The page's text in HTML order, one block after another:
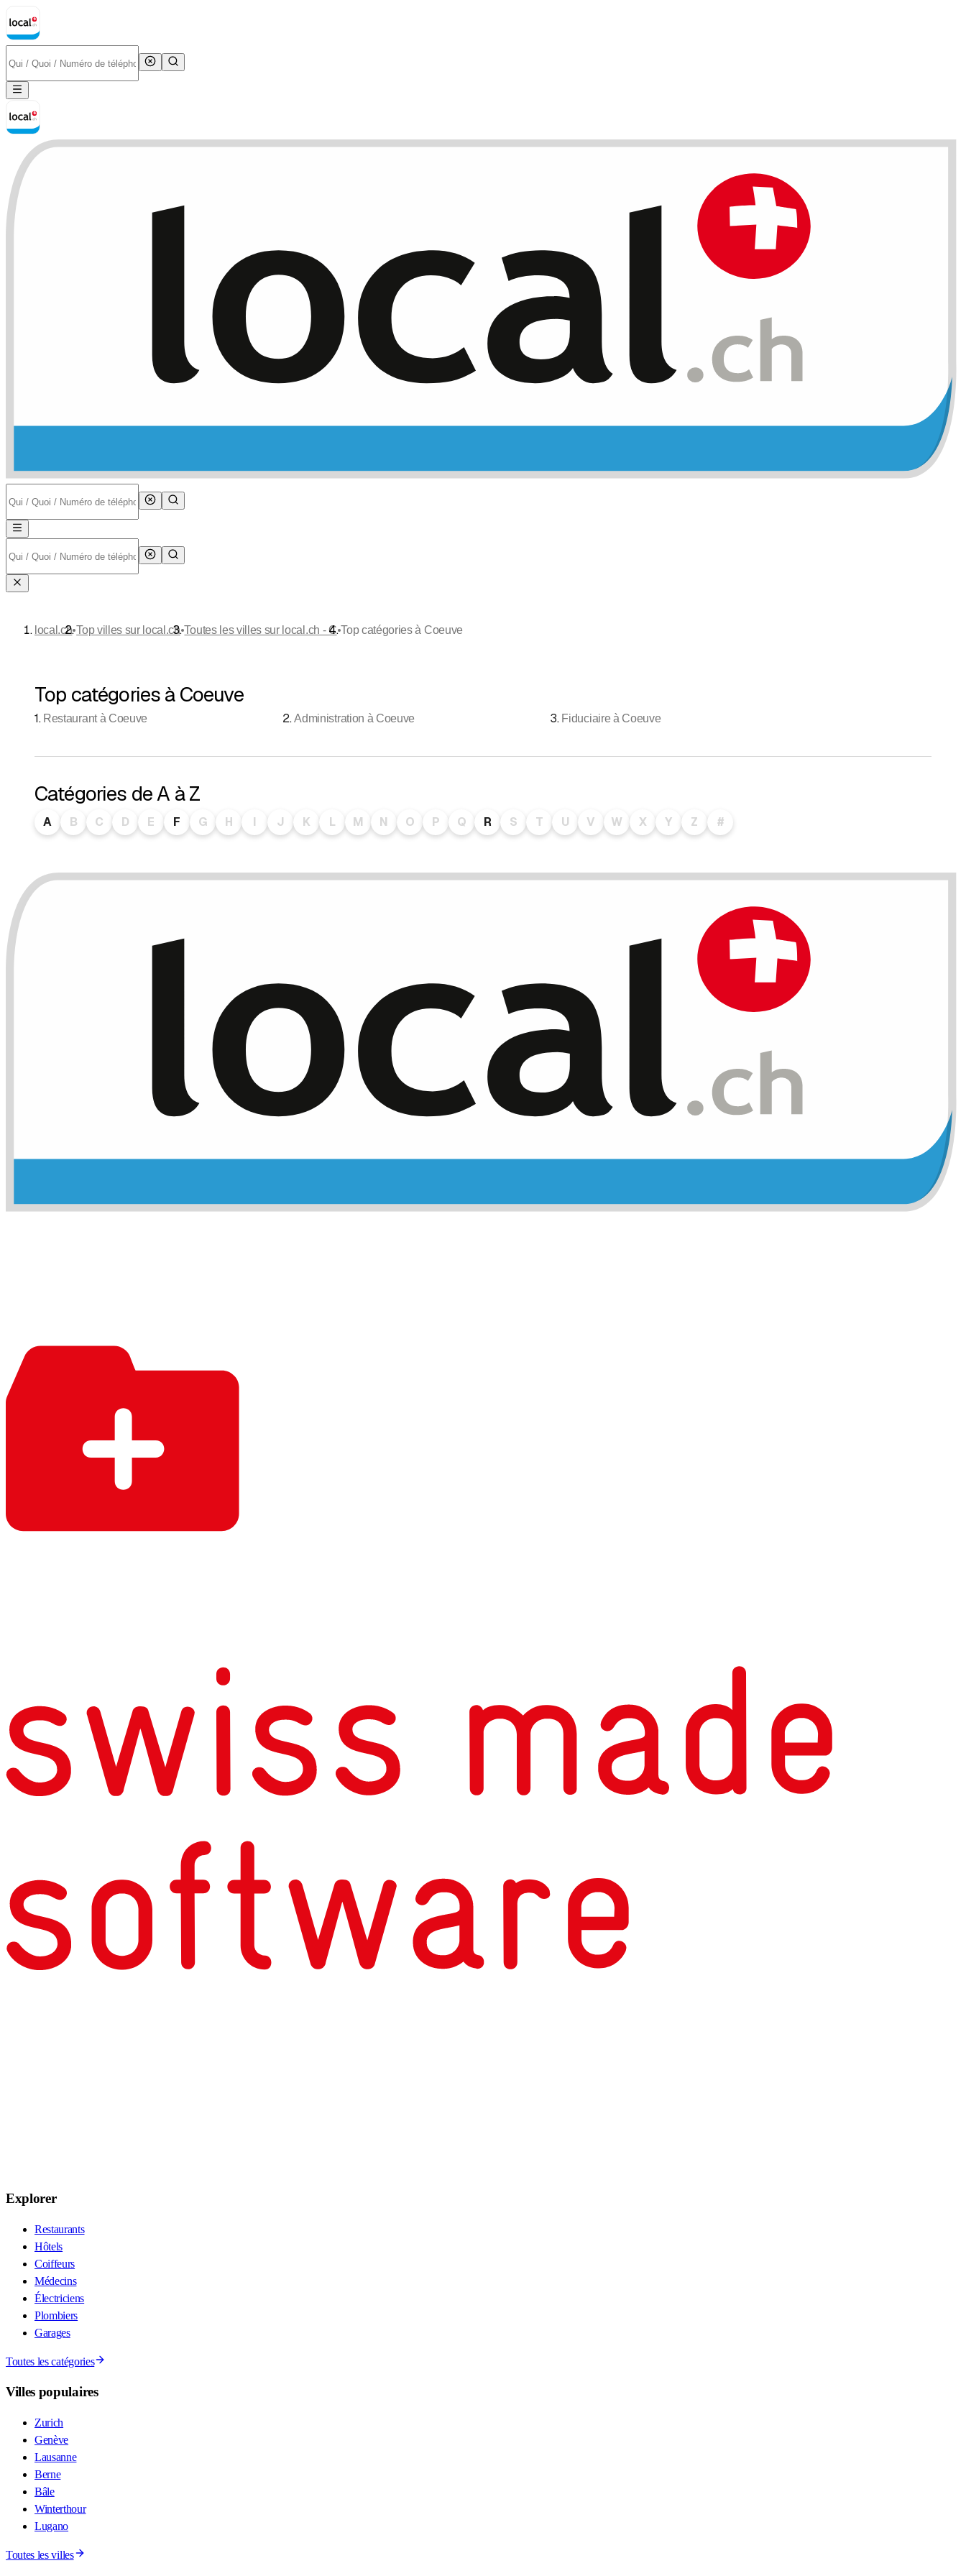
Top catégories à Coeuve
1. Restaurant à Coeuve 2.Administration à Coeuve 3. Fiduciaire à Coeuve
Catégories de A à Z
A B C D E F G H I J K L M N O P Q R S T U V W X Y Z #
local.ch•Top villes sur local.ch•Toutes les villes sur local.ch - C•Top catégories à Coeuve
Explorer
Restaurants
Hôtels
Coiffeurs
Médecins
Électriciens
Plombiers
Garages
Toutes les catégories
Villes populaires
Zurich
Genève
Lausanne
Berne
Bâle
Winterthour
Lugano
Toutes les villes